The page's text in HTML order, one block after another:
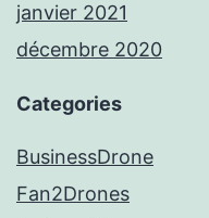
janvier 2021
décembre 2020
Categories
BusinessDrone
Fan2Drones